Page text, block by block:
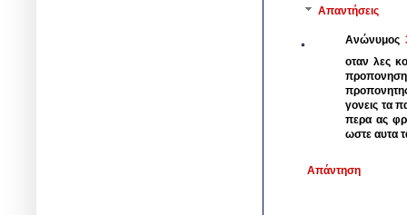
Απαντήσεις
Ανώνυμος
οταν λες
προπονηση
γονεις τα
περα ας
ωστε αυτα
Απάντηση